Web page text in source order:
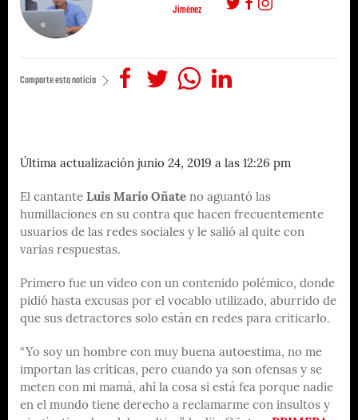
Jiménez
Comparte esta noticia
Última actualización junio 24, 2019 a las 12:26 pm
El cantante Luis Mario Oñate no aguantó las
humillaciones en su contra que hacen frecuentemente
usuarios de las redes sociales y le salió al quite con
varias respuestas.
Primero fue un vídeo con un contenido polémico, donde
pidió hasta excusas por el vocablo utilizado, aburrido de
que sus detractores solo están en redes para criticarlo.
“Yo soy un hombre con muy buena autoestima, no me
importan las críticas, pero cuando ya son ofensas y se
meten con mi mamá, ahí la cosa si está fea porque nadie
en el mundo tiene derecho a reclamarme con insultos y